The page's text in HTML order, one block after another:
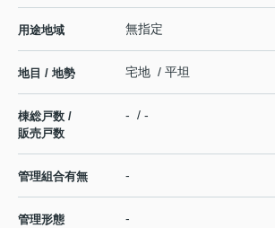
用途地域 無指定
地目 / 地勢 宅地 / 平坦
棟総戸数 /
販売戸数
- / -
管理組合有無 -
管理形態 -